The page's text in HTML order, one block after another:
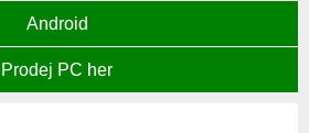
Android
Prodej PC her